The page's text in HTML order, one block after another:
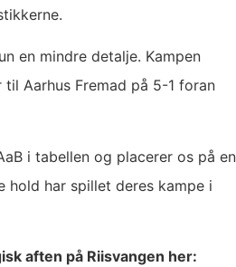
en mindre detalje. Kampen
Aarhus Fremad på 5-1 foran
i tabellen og placerer os på en
hold har spillet deres kampe i
aften på Riisvangen her: